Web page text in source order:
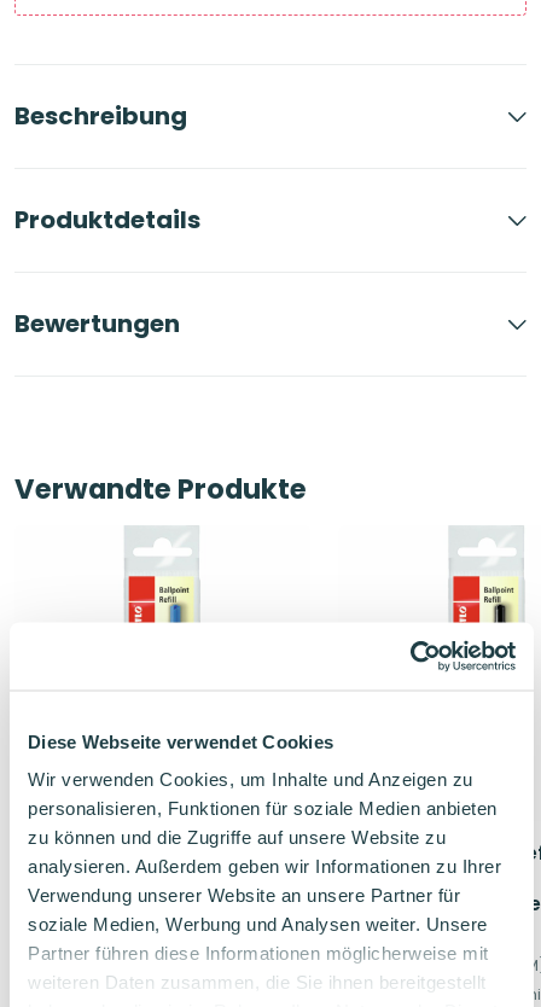
Diese Webseite verwendet Cookies
Wir verwenden Cookies, um Inhalte und Anzeigen zu
personalisieren, Funktionen für soziale Medien anbieten
zu können und die Zugriffe auf unsere Website zu
analysieren. Außerdem geben wir Informationen zu Ihrer
Verwendung unserer Website an unsere Partner für
soziale Medien, Werbung und Analysen weiter. Unsere
Partner führen diese Informationen möglicherweise mit
weiteren Daten zusammen, die Sie ihnen bereitgestellt
Beschreibung
Produktdetails
Bewertungen
Verwandte Produkte
STABILO Ballpoint Refill
Kugelschreiber
Großraummine – Einzelmine
blau
Strichstärke 0,5 mm (M)
Ergiebige Großraummine
STABILO Ballpoint
Kugelschreiber
Großraummine
schwarz
Strichstärke 0,5 mm
Ergiebige